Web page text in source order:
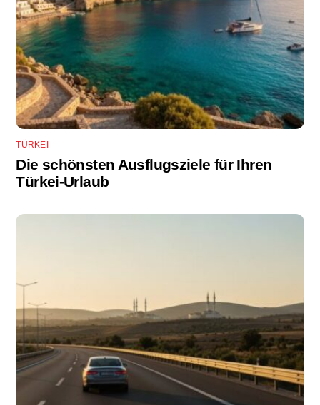
TÜRKEI
Die schönsten Ausflugsziele für Ihren
Türkei-Urlaub